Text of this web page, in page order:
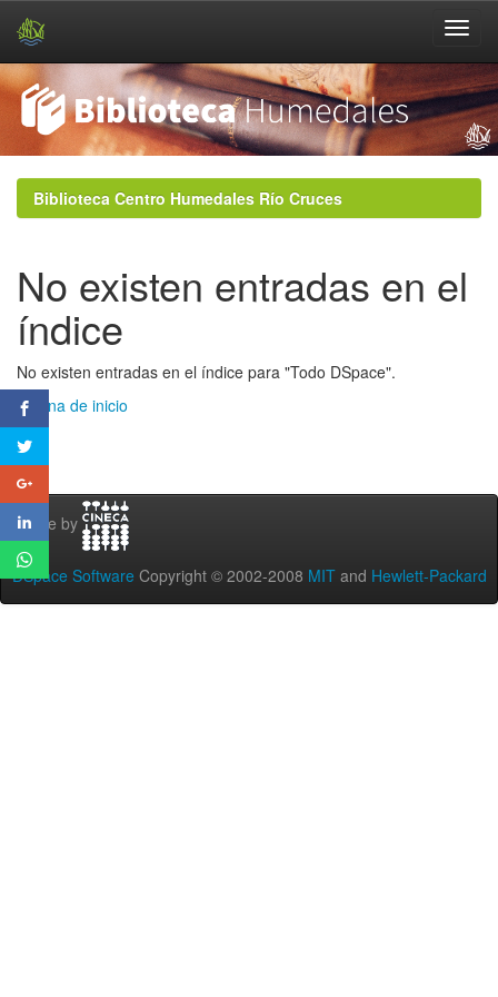
navigationBiblioteca Centro Humedales Río Cruces
No existen entradas en el
índice
No existen entradas en el índice para "Todo DSpace".
Página de inicio
Theme by
DSpace Software Copyright © 2002-2008 MIT and Hewlett-Packard